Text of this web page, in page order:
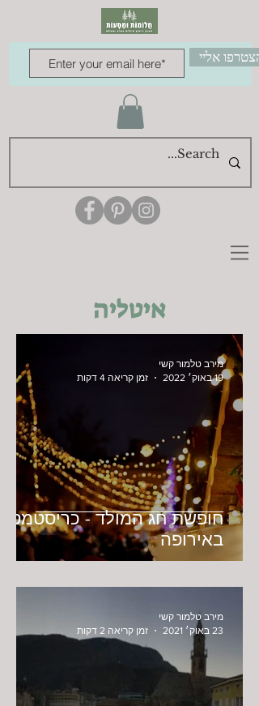
הצטרפו אליי
איטליה
חופשת חג המולד - כריסטמס
באירופה
מירב טלמור קשי
19 באוק׳ 2022
זמן קריאה 4 דקות
מירב טלמור קשי
23 באוק׳ 2021
זמן קריאה 2 דקות